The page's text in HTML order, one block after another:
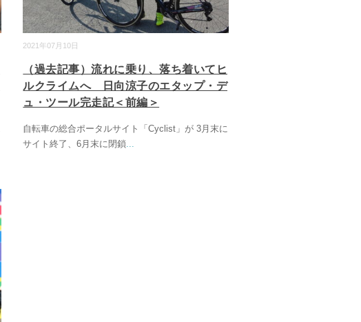
2021年07月10日
（過去記事）流れに乗り、落ち着いてヒ
ルクライムへ 日向涼子のエタップ・デ
ュ・ツール完走記＜前編＞
自転車の総合ポータルサイト「Cyclist」が 3月末に
サイト終了、6月末に閉鎖